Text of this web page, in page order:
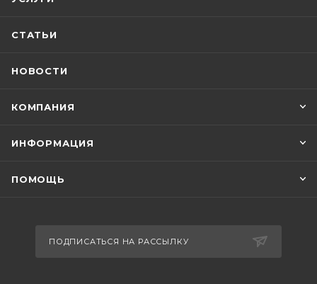
СТАТЬИ
НОВОСТИ
КОМПАНИЯ
ИНФОРМАЦИЯ
ПОМОЩЬ
ПОДПИСАТЬСЯ НА РАССЫЛКУ